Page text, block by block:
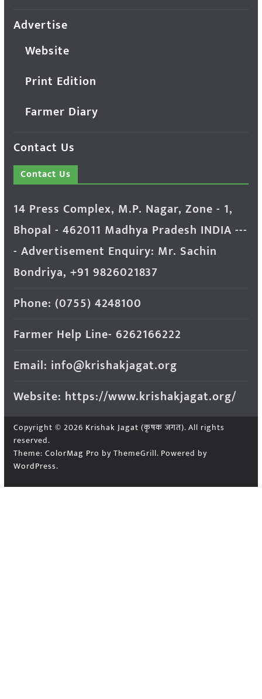
Advertise
Website
Print Edition
Farmer Diary
Contact Us
Contact Us
14 Press Complex, M.P. Nagar, Zone - 1,
Bhopal - 462011 Madhya Pradesh INDIA ---
- Advertisement Enquiry: Mr. Sachin
Bondriya, +91 9826021837
Phone: (0755) 4248100
Farmer Help Line- 6262166222
Email: info@krishakjagat.org
Website: https://www.krishakjagat.org/
Copyright © 2026 Krishak Jagat (कृषक जगत). All rights
reserved.
Theme: ColorMag Pro by ThemeGrill. Powered by
WordPress.